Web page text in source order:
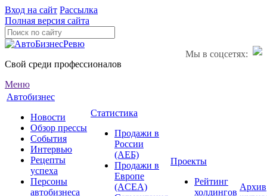
Вход на сайт Рассылка
Полная версия сайта
Мы в соцсетях:
Свой среди профессионалов
Меню
Автобизнес
Новости
Обзор прессы
События
Интервью
Рецепты
успеха
Персоны
автобизнеса
Статистика
Продажи в
России
(АЕБ)
Продажи в
Европе
(ACEA)
Проекты
Рейтинг
холдингов
Архив